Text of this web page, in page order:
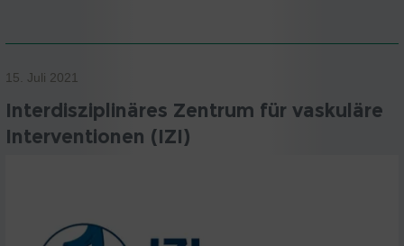
15. Juli 2021
Interdisziplinäres Zentrum für vaskuläre
Interventionen (IZI)